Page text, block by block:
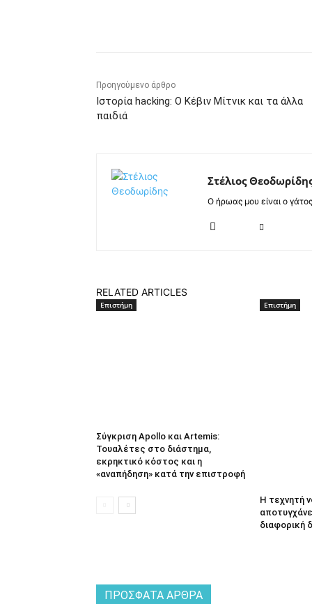
Προηγούμενο άρθρο
Ιστορία hacking: Ο Κέβιν Μίτνικ και τα άλλα
παιδιά
Στέλιος
Ο ήρωας μου είναι ο
RELATED ARTICLES
Επιστήμη
Σύγκριση Apollo και Artemis:
Τουαλέτες στο διάστημα,
εκρηκτικό κόστος και η
«αναπήδηση» κατά την επιστροφή
Επιστήμη
Η τεχνητή
διαφορική
ΠΡΌΣΦΑΤΑ ΆΡΘΡΑ